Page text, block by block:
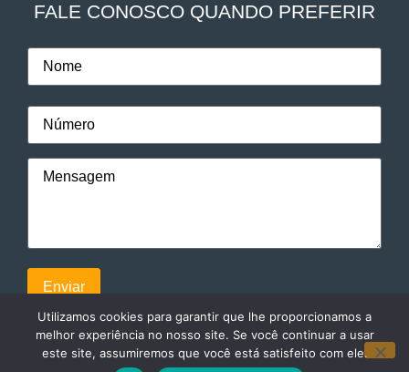
FALE CONOSCO QUANDO PREFERIR
Utilizamos cookies para garantir que lhe proporcionamos a
melhor experiência no nosso site. Se você continuar a usar
este site, assumiremos que você está satisfeito com ele.